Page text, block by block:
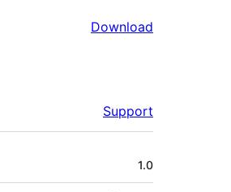
Download
Support
1.0